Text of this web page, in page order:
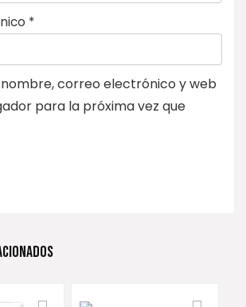
*
correo electrónico y web
para la próxima vez que